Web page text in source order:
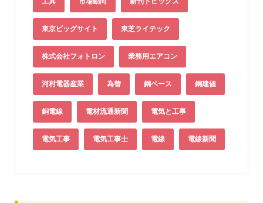
東京ビッグサイト 東芝ライテック
株式会社フォトロン 業務用エアコン
河村電器産業 為替 銅ベース 銅建値
銅電線 電材流通新聞 電気と工事
電気工事 電気工事士 電線 電線新聞